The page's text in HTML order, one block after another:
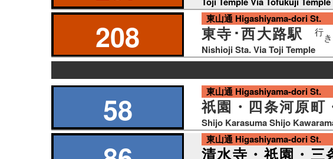
208 東山通 Higashiyama-dori St.
東寺･西大路駅 行き
Nishioji Sta. Via Toji Temple
の
58 東山通 Higashiyama-dori St.
祇園・四条河原町
Shijo Karasuma Shijo
東山通 Higashiyama-dori St.
清水寺・祇園・三